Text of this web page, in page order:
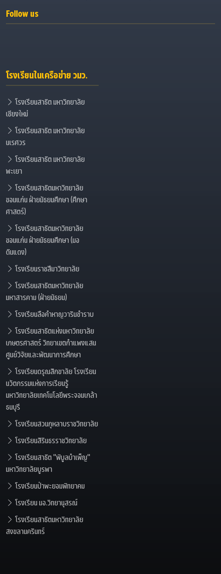
Follow us
โรงเรียนในเครือข่าย วมว.
โรงเรียนสาธิต มหาวิทยาลัย
เชียงใหม่
โรงเรียนสาธิต มหาวิทยาลัย
นเรศวร
โรงเรียนสาธิต มหาวิทยาลัย
พะเยา
โรงเรียนสาธิตมหาวิทยาลัย
ขอนแก่น ฝ่ายมัธยมศึกษา (ศึกษา
ศาสตร์)
โรงเรียนสาธิตมหาวิทยาลัย
ขอนแก่น ฝ่ายมัธยมศึกษา (มอ
ดินแดง)
โรงเรียนราชสีมาวิทยาลัย
โรงเรียนสาธิตมหาวิทยาลัย
มหาสารคาม (ฝ่ายมัธยม)
โรงเรียนลือคำหาญวารินชำราบ
โรงเรียนสาธิตแห่งมหาวิทยาลัย
เกษตรศาสตร์ วิทยาเขตกำแพงแสน
ศูนย์วิจัยและพัฒนาการศึกษา
โรงเรียนดรุณสิกขาลัย โรงเรียน
นวัตกรรมแห่งการเรียนรู้
มหาวิทยาลัยเทคโนโลยีพระจอมเกล้า
ธนบุรี
โรงเรียนสวนกุหลาบราชวิทยาลัย
โรงเรียนสิรินธรราชวิทยาลัย
โรงเรียนสาธิต "พิบูลบำเพ็ญ"
มหาวิทยาลัยบูรพา
โรงเรียนป่าพะยอมพิทยาคม
โรงเรียน มอ.วิทยานุสรณ์
โรงเรียนสาธิตมหาวิทยาลัย
สงขลานครินทร์